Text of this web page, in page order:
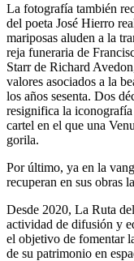
La fotografía también
del poeta José Hierro
mariposas aluden a la
reja funeraria de
Starr de Richard
valores asociados a la
los años sesenta. Dos
resignifica la
cartel en el que una
gorila.
Por último, ya en la
recuperan en sus obras
Desde 2020, La Ruta
actividad de difusión y
el objetivo de fomentar
de su patrimonio en